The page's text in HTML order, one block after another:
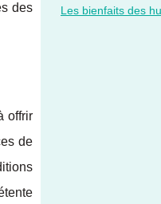
des
offrir
de
Les bienfaits des